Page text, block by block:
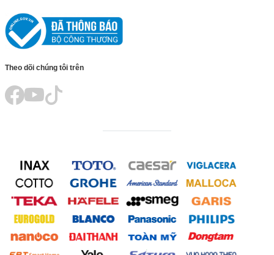
Theo dõi chúng tôi trên